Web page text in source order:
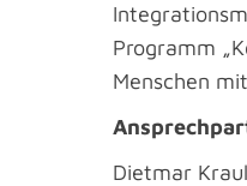
Programm
Menschen
Dietmar Kraul